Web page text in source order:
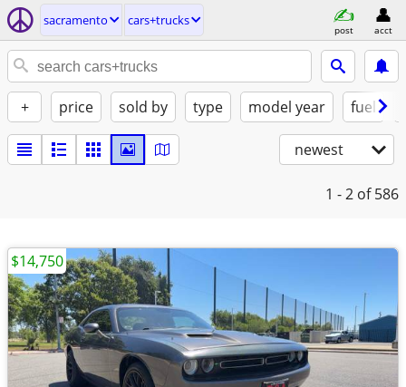
sacramento cars+trucks
post acct
+ price sold by type model year fuel
newest
1 - 2 of 586
$14,750